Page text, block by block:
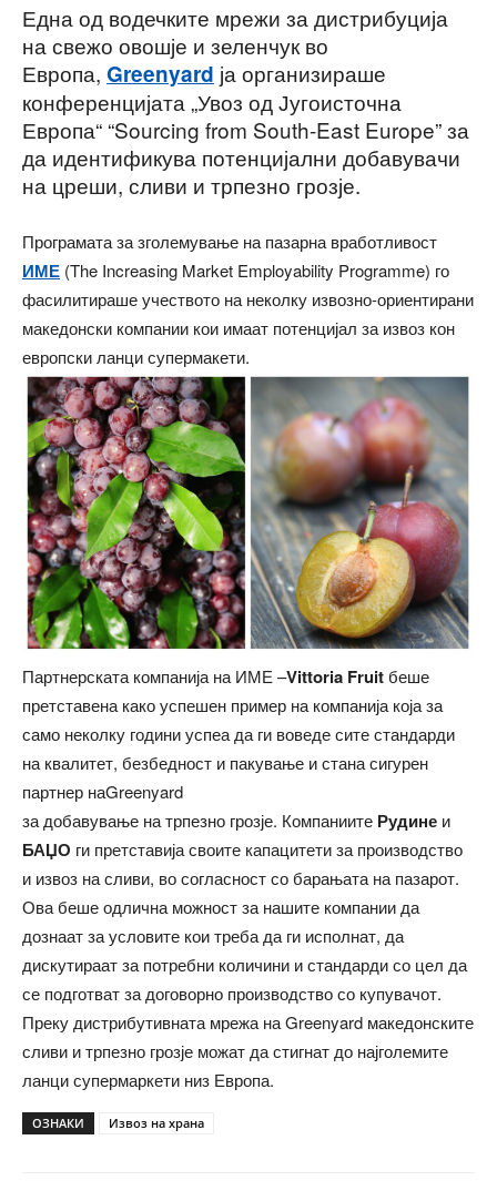
Една од водечките мрежи за дистрибуција
на свежо овошје и зеленчук во
Европа, Greenyard ја организираше
конференцијата „Увоз од Југоисточна
Европа“ “Sourcing from South-East Europe” за
да идентификува потенцијални добавувачи
на цреши, сливи и трпезно грозје.
Програмата за зголемување на пазарна вработливост
ИМЕ (The Increasing Market Employability Programme) го
фасилитираше учеството на неколку извозно-ориентирани
македонски компании кои имаат потенцијал за извоз кон
европски ланци супермакети.
Партнерската компанија на ИМЕ –Vittoria Fruitбеше
претставена како успешен пример на компанија која за
само неколку години успеа да ги воведе сите стандарди
на квалитет, безбедност и пакување и стана сигурен
партнер наGreenyard
за добавување на трпезно грозје. Компаниите Рудине и
БАЏО ги претставија своите капацитети за производство
и извоз на сливи, во согласност со барањата на пазарот.
Ова беше одлична можност за нашите компании да
дознаат за условите кои треба да ги исполнат, да
дискутираат за потребни количини и стандарди со цел да
се подготват за договорно производство со купувачот.
Преку дистрибутивната мрежа на Greenyard македонските
сливи и трпезно грозје можат да стигнат до најголемите
ланци супермаркети низ Европа.
ОЗНАКИ Извоз на храна